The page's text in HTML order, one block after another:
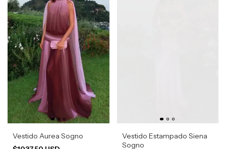
Vestido Aurea Sogno
Vestido Estampado Siena
Sogno